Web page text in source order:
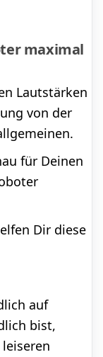
maximal
Lautstärken
von der
für Deinen
Dir diese
auf
bist,